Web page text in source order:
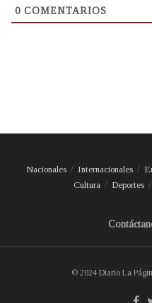
0 COMENTARIOS
Nacionales Internacionales
Cultura
Deportes
© 2024 Diario La